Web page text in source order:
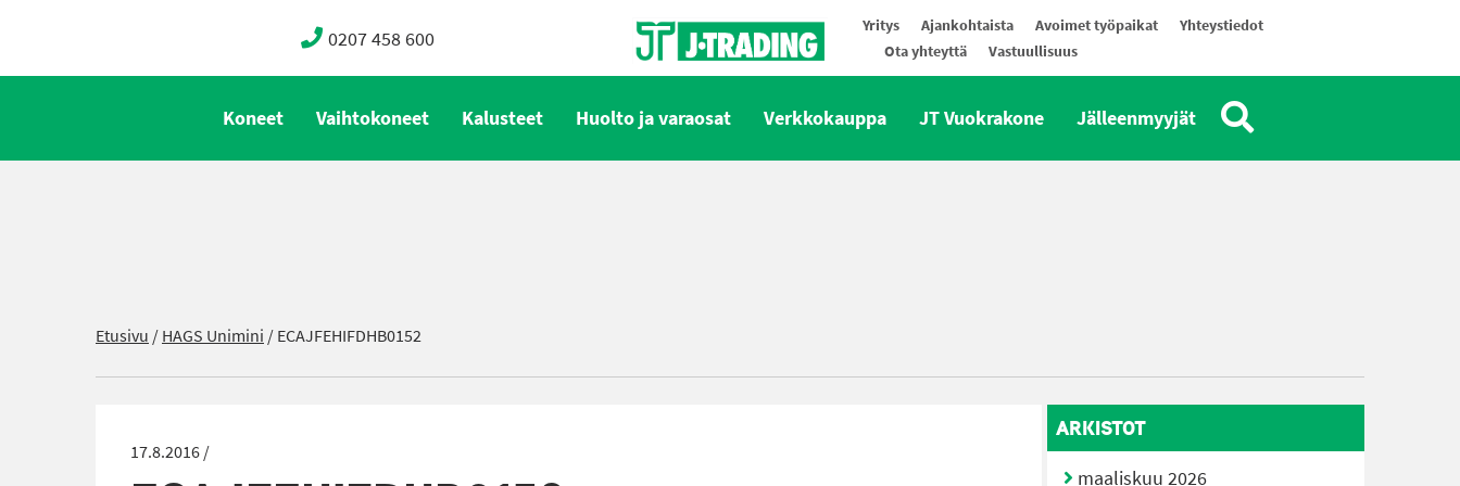
0207 458 600 Yritys Ajankohtaista Avoimet työpaikat
Yhteystiedot
Ota yhteyttä
Vastuullisuus
Koneet Vaihtokoneet Kalusteet Huolto ja varaosat Verkkokauppa JT Vuokrakone Jälleenmyyjät
Etusivu /HAGS Unimini /ECAJFEHIFDHB0152
17.8.2016 /
ARKISTOT
maaliskuu 2026